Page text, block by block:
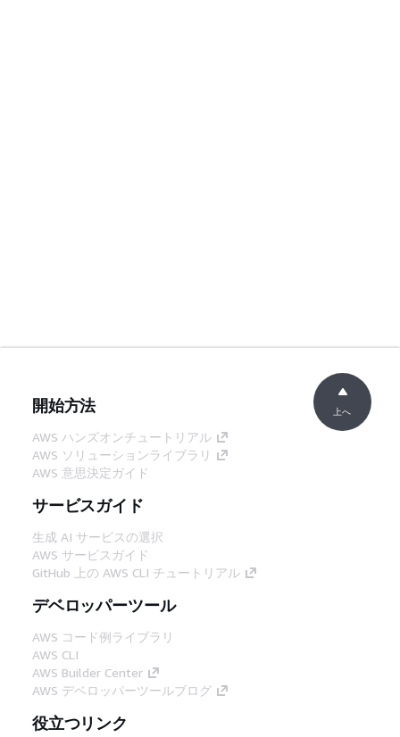
開始方法
AWS ハンズオンチュートリアル
AWS ソリューションライブラリ
AWS 意思決定ガイド
サービスガイド
生成 AI サービスの選択
AWS サービスガイド
GitHub 上の AWS CLI チュートリアル
デベロッパーツール
AWS コード例ライブラリ
AWS CLI
AWS Builder Center
AWS デベロッパーツールブログ
役立つリンク
上へ